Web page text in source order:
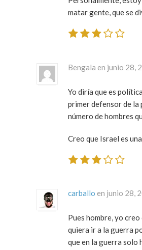
matar gente, que se
Bengala en junio 28,
Yo diría que es
primer defensor de la
número de hombres
Creo que Israel es
carballo en junio 28,
Pues hombre, yo
quiera ir a la guerra
que en la guerra solo